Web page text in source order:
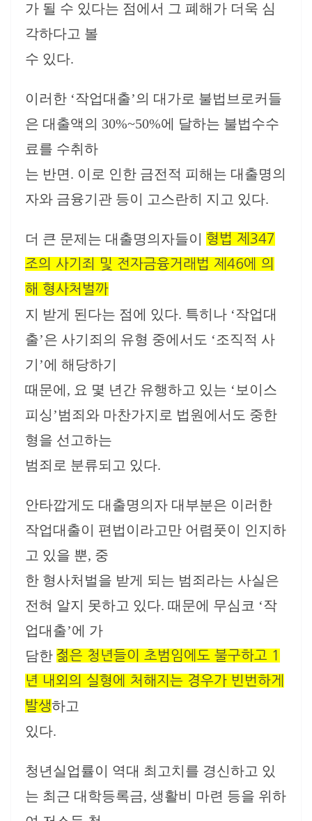
가 될 수 있다는 점에서 그 폐해가 더욱 심
각하다고 볼
수 있다.
이러한 ‘작업대출’의 대가로 불법브로커들
은 대출액의 30%~50%에 달하는 불법수수
료를 수취하
는 반면. 이로 인한 금전적 피해는 대출명의
자와 금융기관 등이 고스란히 지고 있다.
더 큰 문제는 대출명의자들이 형법 제347
조의 사기죄 및 전자금융거래법 제46에 의
해 형사처벌까
지 받게 된다는 점에 있다. 특히나 ‘작업대
출’은 사기죄의 유형 중에서도 ‘조직적 사
기’에 해당하기
때문에, 요 몇 년간 유행하고 있는 ‘보이스
피싱’범죄와 마찬가지로 법원에서도 중한
형을 선고하는
범죄로 분류되고 있다.
안타깝게도 대출명의자 대부분은 이러한
작업대출이 편법이라고만 어렴풋이 인지하
고 있을 뿐, 중
한 형사처벌을 받게 되는 범죄라는 사실은
전혀 알지 못하고 있다. 때문에 무심코 ‘작
업대출’에 가
담한 젊은 청년들이 초범임에도 불구하고 1
년 내외의 실형에 처해지는 경우가 빈번하게
발생하고
있다.
청년실업률이 역대 최고치를 경신하고 있
는 최근 대학등록금, 생활비 마련 등을 위하